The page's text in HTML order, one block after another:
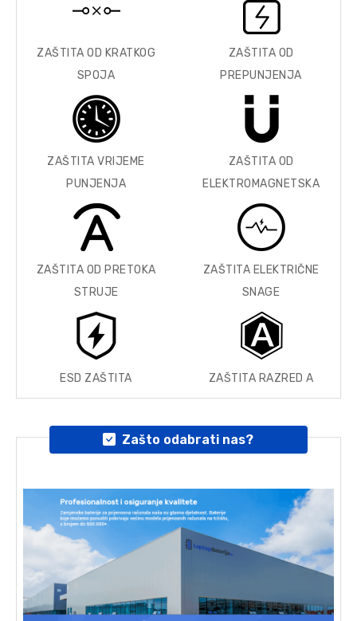
ZAŠTITA OD KRATKOG
SPOJA
ZAŠTITA OD
PREPUNJENJA
ZAŠTITA VRIJEME
PUNJENJA
ZAŠTITA OD
ELEKTROMAGNETSKA
ZAŠTITA OD PRETOKA
STRUJE
ZAŠTITA ELEKTRIČNE
SNAGE
ESD ZAŠTITA ZAŠTITA RAZRED A
Zašto odabrati nas?